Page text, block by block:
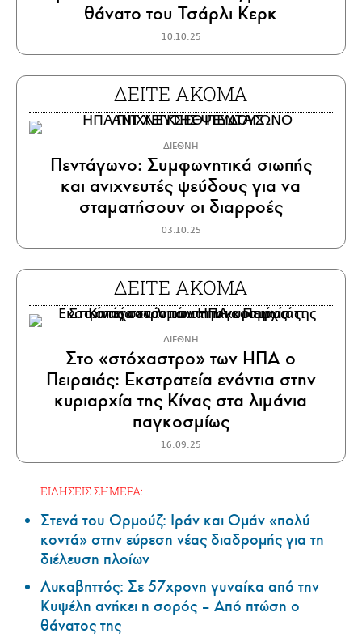
θάνατο του Τσάρλι Κερκ
10.10.25
ΔΕΙΤΕ ΑΚΟΜΑ
ΔΙΕΘΝΗ
Πεντάγωνο: Συμφωνητικά σιωπής
και ανιχνευτές ψεύδους για να
σταματήσουν οι διαρροές
03.10.25
ΔΕΙΤΕ ΑΚΟΜΑ
ΔΙΕΘΝΗ
Στο «στόχαστρο» των ΗΠΑ ο
Πειραιάς: Εκστρατεία ενάντια στην
κυριαρχία της Κίνας στα λιμάνια
παγκοσμίως
16.09.25
ΕΙΔΗΣΕΙΣ ΣΗΜΕΡΑ:
Στενά του Ορμούζ: Ιράν και Ομάν «πολύ
κοντά» στην εύρεση νέας διαδρομής για τη
διέλευση πλοίων
Λυκαβηττός: Σε 57χρονη γυναίκα από την
Κυψέλη ανήκει η σορός – Από πτώση ο
θάνατος της